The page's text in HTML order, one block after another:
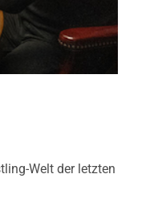
Welt der letzten